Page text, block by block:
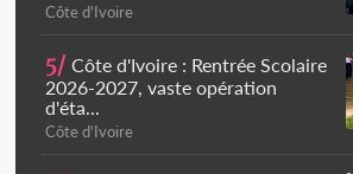
Côte d'Ivoire
5/ Côte d'Ivoire : Rentrée Scolaire
2026-2027, vaste opération
d'éta...
Côte d'Ivoire